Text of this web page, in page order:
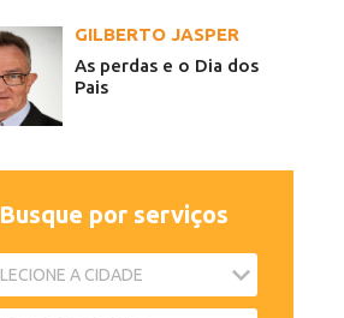
GILBERTO JASPER
As perdas e o Dia dos
Pais
Busque por serviços